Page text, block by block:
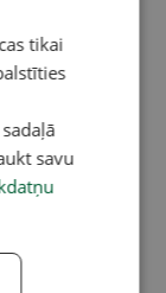
tikai
savu